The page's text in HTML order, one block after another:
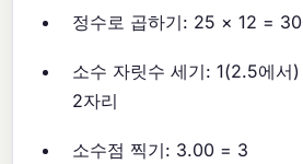
정수로 곱하기: 25 × 12 =
소수 자릿수 세기: 1(2.5에서
2자리
소수점 찍기: 3.00 = 3